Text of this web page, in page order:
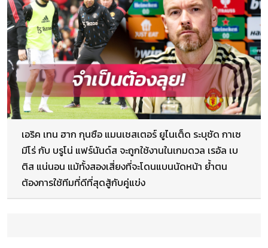
เอริค เทน ฮาก กุนซือ แมนเชสเตอร์ ยูไนเต็ด ระบุชัด กาเซ
มีโร่ กับ บรูโน่ แฟร์นันด์ส จะถูกใช้งานในเกมดวล เรอัล เบ
ติส แน่นอน แม้ทั้งสองเสี่ยงที่จะโดนแบนนัดหน้า ย้ำตน
ต้องการใช้ทีมที่ดีที่สุดสู้กับคู่แข่ง